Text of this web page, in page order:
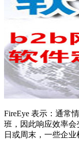
FireEye 表示：通常
班，因此响应效率
日或周末，一些企业